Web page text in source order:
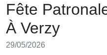
Fête
À Verzy
29/05/2026